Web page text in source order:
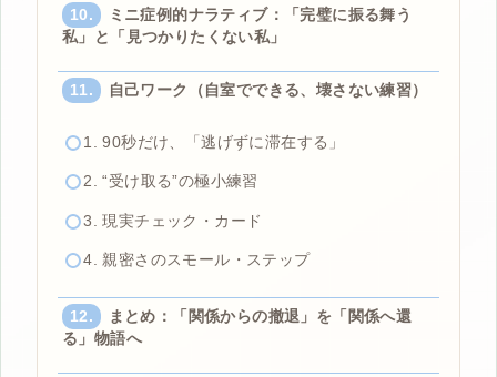
ミニ症例的ナラティブ：「完璧に振る舞う
私」と「見つかりたくない私」
自己ワーク（自室でできる、壊さない練習）
1. 90秒だけ、「逃げずに滞在する」
2. “受け取る”の極小練習
3. 現実チェック・カード
4. 親密さのスモール・ステップ
まとめ：「関係からの撤退」を「関係へ還
る」物語へ